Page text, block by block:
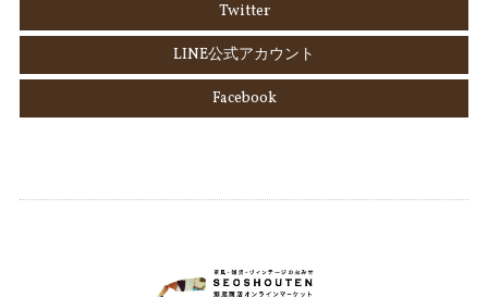
Twitter
LINE公式アカウント
Facebook